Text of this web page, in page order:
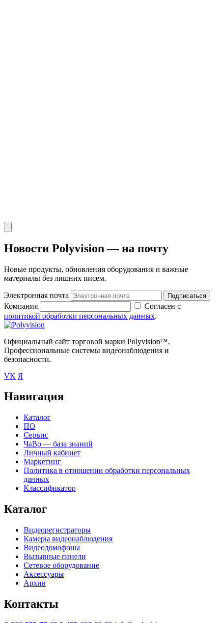
Новости Polyvision — на почту
Новые продукты, обновления оборудования и важные
материалы без лишних писем.
Электронная почта Подписаться
Компания
Согласен с
политикой обработки персональных данных.
Официальный сайт торговой марки Polyvision™.
Профессиональные системы видеонаблюдения и
безопасности.
VK Я
Навигация
Каталог
ПО
Сервис
ЧаВо — база знаний
Личный кабинет
Маркетинг
Политика в отношении обработки персональных
данных
Классификатор
Каталог
Видеорегистраторы
Камеры видеонаблюдения
Видеодомофоны
Вызывные панели
Сетевое оборудование
Аксессуары
Архив
Контакты